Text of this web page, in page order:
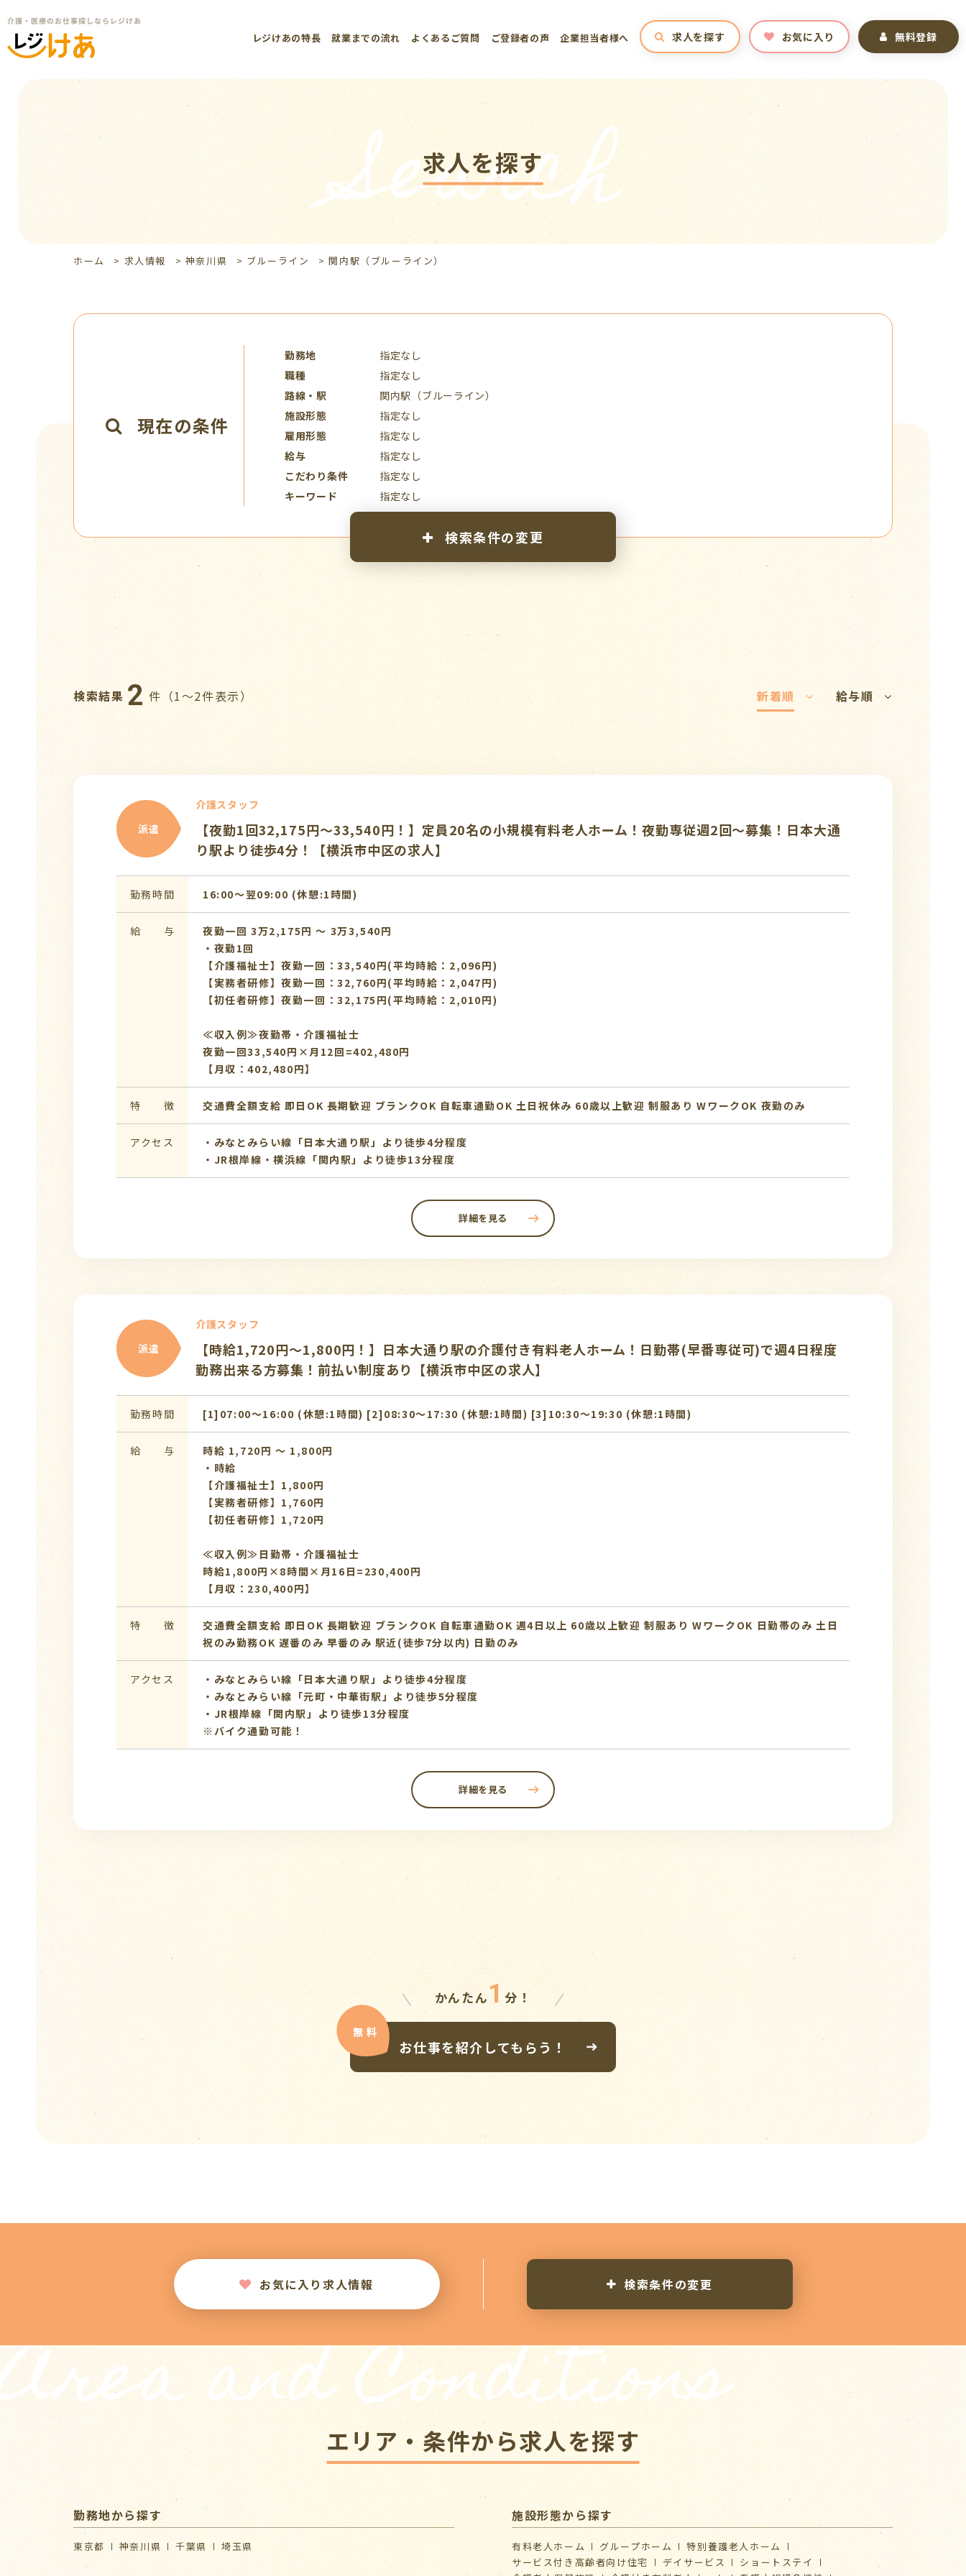
レジけあの特長 就業までの流れ よくあるご質問 ご登録者の声 企業担当者様へ 求人を探す お気に入り 無料登録
求人を探す
Search
ホーム > 求人情報 > 神奈川県 > ブルーライン >関内駅（ブルーライン）
現在の条件
勤務地
指定なし
職種
指定なし
路線・駅
関内駅（ブルーライン）
施設形態
指定なし
雇用形態
指定なし
給与
指定なし
こだわり条件
指定なし
キーワード
指定なし
検索条件の変更
検索結果 2 件（1〜2件表示） 新着順 給与順
派遣
介護スタッフ
【夜勤1回32,175円～33,540円！】定員20名の小規模有料老人ホーム！夜勤専従週2回～募集！日本大通
り駅より徒歩4分！【横浜市中区の求人】
勤務時間 16:00〜翌09:00 (休憩:1時間)
給 与
夜勤一回 3万2,175円 〜 3万3,540円
・夜勤1回
【介護福祉士】夜勤一回：33,540円(平均時給：2,096円)
【実務者研修】夜勤一回：32,760円(平均時給：2,047円)
【初任者研修】夜勤一回：32,175円(平均時給：2,010円)
≪収入例≫夜勤帯・介護福祉士
夜勤一回33,540円×月12回=402,480円
【月収：402,480円】
特 徴 交通費全額支給 即日OK 長期歓迎 ブランクOK 自転車通勤OK 土日祝休み 60歳以上歓迎 制服あり WワークOK 夜勤のみ
アクセス
・みなとみらい線「日本大通り駅」より徒歩4分程度
・JR根岸線・横浜線「関内駅」より徒歩13分程度
詳細を見る
派遣
介護スタッフ
【時給1,720円～1,800円！】日本大通り駅の介護付き有料老人ホーム！日勤帯(早番専従可)で週4日程度
勤務出来る方募集！前払い制度あり【横浜市中区の求人】
勤務時間 [1]07:00〜16:00 (休憩:1時間) [2]08:30〜17:30 (休憩:1時間) [3]10:30〜19:30 (休憩:1時間)
給 与
時給 1,720円 〜 1,800円
・時給
【介護福祉士】1,800円
【実務者研修】1,760円
【初任者研修】1,720円
≪収入例≫日勤帯・介護福祉士
時給1,800円×8時間×月16日=230,400円
【月収：230,400円】
特 徴 交通費全額支給 即日OK 長期歓迎 ブランクOK 自転車通勤OK 週4日以上 60歳以上歓迎 制服あり WワークOK 日勤帯のみ 土日
祝のみ勤務OK 遅番のみ 早番のみ 駅近(徒歩7分以内) 日勤のみ
アクセス
・みなとみらい線「日本大通り駅」より徒歩4分程度
・みなとみらい線「元町・中華街駅」より徒歩5分程度
・JR根岸線「関内駅」より徒歩13分程度
※バイク通勤可能！
詳細を見る
かんたん 1 分！
お仕事を紹介してもらう！
お気に入り求人情報 検索条件の変更
Area and Conditions
エリア・条件から求人を探す
勤務地から探す
東京都 神奈川県 千葉県 埼玉県
施設形態から探す
有料老人ホーム グループホーム
特別養護老人ホーム
サービス付き高齢者向け住宅
デイサービス
ショートステイ